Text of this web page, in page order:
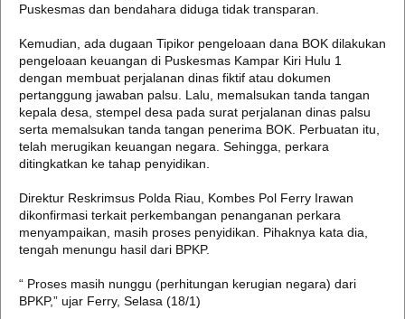
Puskesmas dan bendahara diduga tidak transparan.
Kemudian, ada dugaan Tipikor pengeloaan dana BOK dilakukan
pengeloaan keuangan di Puskesmas Kampar Kiri Hulu 1
dengan membuat perjalanan dinas fiktif atau dokumen
pertanggung jawaban palsu. Lalu, memalsukan tanda tangan
kepala desa, stempel desa pada surat perjalanan dinas palsu
serta memalsukan tanda tangan penerima BOK. Perbuatan itu,
telah merugikan keuangan negara. Sehingga, perkara
ditingkatkan ke tahap penyidikan.
Direktur Reskrimsus Polda Riau, Kombes Pol Ferry Irawan
dikonfirmasi terkait perkembangan penanganan perkara
menyampaikan, masih proses penyidikan. Pihaknya kata dia,
tengah menungu hasil dari BPKP.
“ Proses masih nunggu (perhitungan kerugian negara) dari
BPKP,” ujar Ferry, Selasa (18/1)